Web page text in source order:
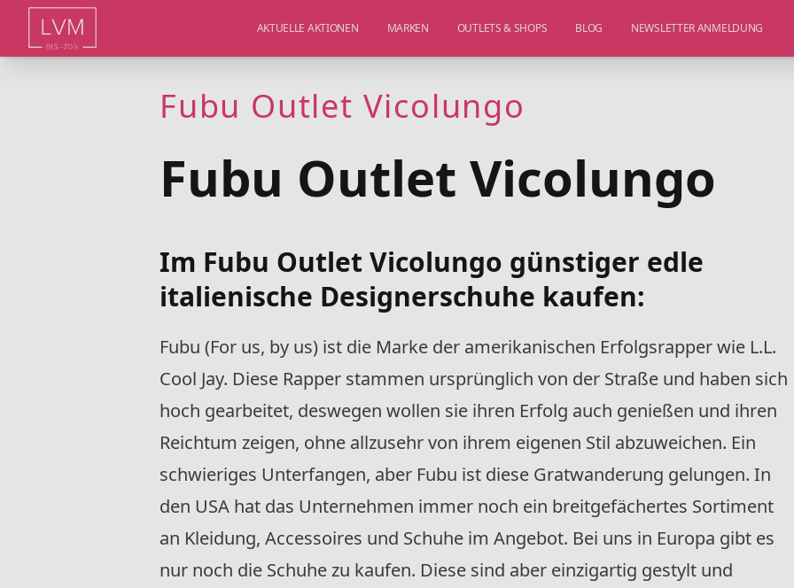
AKTUELLE AKTIONEN MARKEN OUTLETS & SHOPS BLOG NEWSLETTER ANMELDUNG
Fubu Outlet Vicolungo
Fubu Outlet Vicolungo
Im Fubu Outlet Vicolungo günstiger edle
italienische Designerschuhe kaufen:
Fubu (For us, by us) ist die Marke der amerikanischen Erfolgsrapper wie L.L.
Cool Jay. Diese Rapper stammen ursprünglich von der Straße und haben sich
hoch gearbeitet, deswegen wollen sie ihren Erfolg auch genießen und ihren
Reichtum zeigen, ohne allzusehr von ihrem eigenen Stil abzuweichen. Ein
schwieriges Unterfangen, aber Fubu ist diese Gratwanderung gelungen. In
den USA hat das Unternehmen immer noch ein breitgefächertes Sortiment
an Kleidung, Accessoires und Schuhe im Angebot. Bei uns in Europa gibt es
nur noch die Schuhe zu kaufen. Diese sind aber einzigartig gestylt und